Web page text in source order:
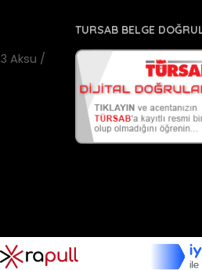
Aksu /
TURSAB BELGE